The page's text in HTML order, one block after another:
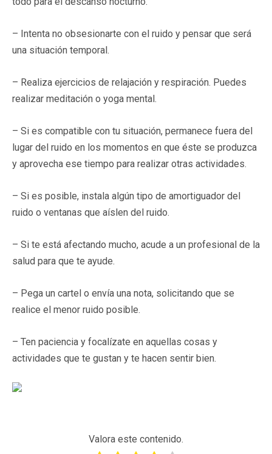
– Intenta no obsesionarte con el ruido y pensar que será
una situación temporal.
– Realiza ejercicios de relajación y respiración. Puedes
realizar meditación o yoga mental.
– Si es compatible con tu situación, permanece fuera del
lugar del ruido en los momentos en que éste se produzca
y aprovecha ese tiempo para realizar otras actividades.
– Si es posible, instala algún tipo de amortiguador del
ruido o ventanas que aíslen del ruido.
– Si te está afectando mucho, acude a un profesional de la
salud para que te ayude.
– Pega un cartel o envía una nota, solicitando que se
realice el menor ruido posible.
– Ten paciencia y focalízate en aquellas cosas y
actividades que te gustan y te hacen sentir bien.
Valora este contenido.